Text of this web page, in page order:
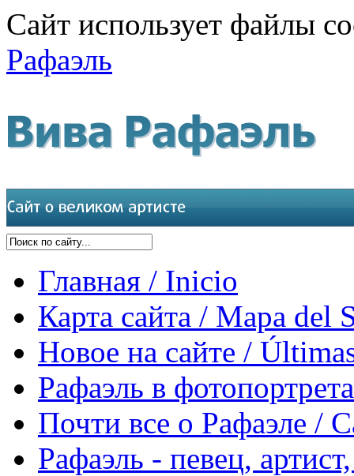
Сайт использует файлы
Рафаэль
Главная / Inicio
Карта сайта / Mapa del
Новое на сайте /
Рафаэль в
Почти все о Рафаэле /
Рафаэль - певец,